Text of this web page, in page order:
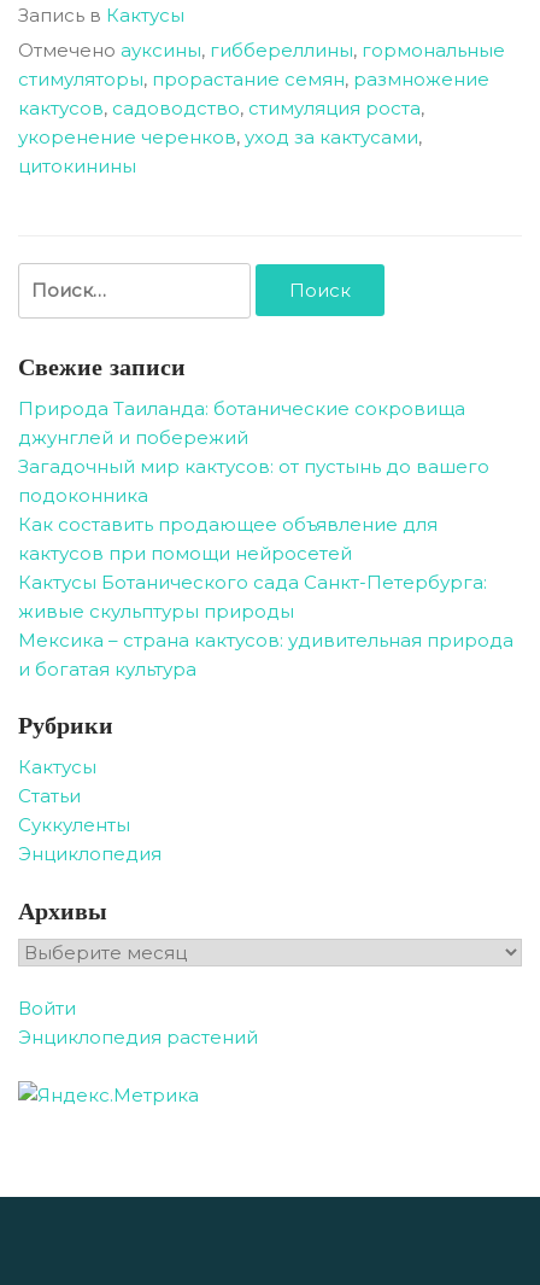
Запись в Кактусы
Отмечено ауксины, гиббереллины, гормональные
стимуляторы, прорастание семян, размножение
кактусов, садоводство, стимуляция роста,
укоренение черенков, уход за кактусами,
цитокинины
Свежие записи
Природа Таиланда: ботанические сокровища
джунглей и побережий
Загадочный мир кактусов: от пустынь до вашего
подоконника
Как составить продающее объявление для
кактусов при помощи нейросетей
Кактусы Ботанического сада Санкт-Петербурга:
живые скульптуры природы
Мексика – страна кактусов: удивительная природа
и богатая культура
Рубрики
Кактусы
Статьи
Суккуленты
Энциклопедия
Архивы
Архивы
Войти
Энциклопедия растений